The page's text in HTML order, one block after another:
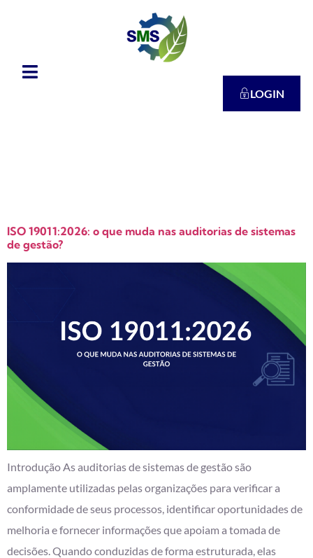
LOGIN
ISO 19011:2026: o que muda nas auditorias de sistemas
de gestão?
Introdução As auditorias de sistemas de gestão são
amplamente utilizadas pelas organizações para verificar a
conformidade de seus processos, identificar oportunidades de
melhoria e fornecer informações que apoiam a tomada de
decisões. Quando conduzidas de forma estruturada, elas